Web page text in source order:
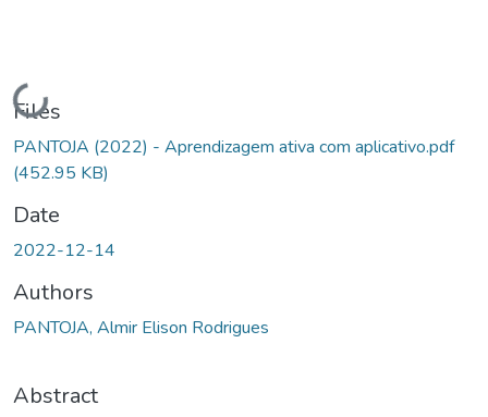
Loading...
Files
PANTOJA (2022) - Aprendizagem ativa com aplicativo.pdf
(452.95 KB)
Date
2022-12-14
Authors
PANTOJA, Almir Elison Rodrigues
Abstract